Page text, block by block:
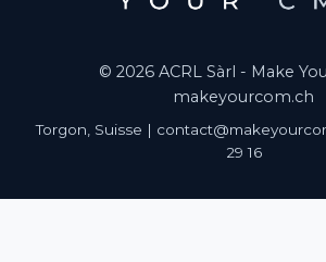
© 2026 ACRL Sàrl - Make
makeyourcom.ch
Torgon, Suisse |
29 16